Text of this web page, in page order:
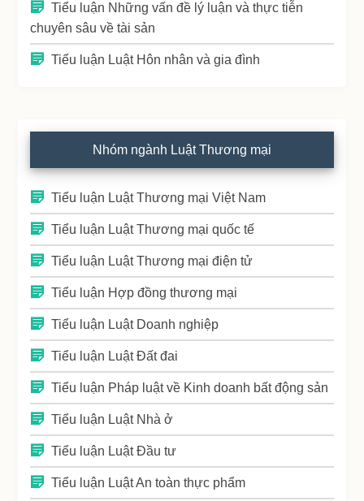
Tiểu luận Những vấn đề lý luận và thực tiễn
chuyên sâu về tài sản
Tiểu luận Luật Hôn nhân và gia đình
Nhóm ngành Luật Thương mại
Tiểu luận Luật Thương mại Việt Nam
Tiểu luận Luật Thương mại quốc tế
Tiểu luận Luật Thương mại điện tử
Tiểu luận Hợp đồng thương mại
Tiểu luận Luật Doanh nghiệp
Tiểu luận Luật Đất đai
Tiểu luận Pháp luật về Kinh doanh bất động sản
Tiểu luận Luật Nhà ở
Tiểu luận Luật Đầu tư
Tiểu luận Luật An toàn thực phẩm